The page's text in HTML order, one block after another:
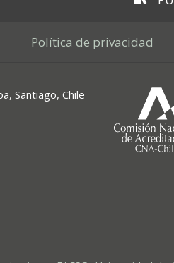
Política de privacidad
Santiago, Chile